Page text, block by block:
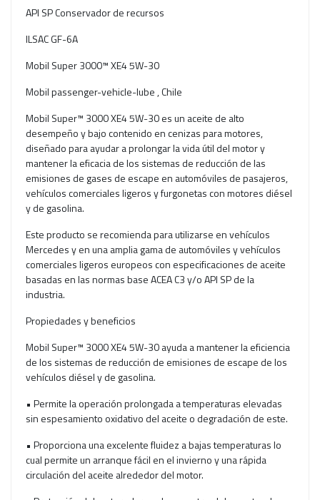
API SP Conservador de recursos
ILSAC GF-6A
Mobil Super 3000™ XE4 5W-30
Mobil passenger-vehicle-lube , Chile
Mobil Super™ 3000 XE4 5W-30 es un aceite de alto
desempeño y bajo contenido en cenizas para motores,
diseñado para ayudar a prolongar la vida útil del motor y
mantener la eficacia de los sistemas de reducción de las
emisiones de gases de escape en automóviles de pasajeros,
vehículos comerciales ligeros y furgonetas con motores diésel
y de gasolina.
Este producto se recomienda para utilizarse en vehículos
Mercedes y en una amplia gama de automóviles y vehículos
comerciales ligeros europeos con especificaciones de aceite
basadas en las normas base ACEA C3 y/o API SP de la
industria.
Propiedades y beneficios
Mobil Super™ 3000 XE4 5W-30 ayuda a mantener la eficiencia
de los sistemas de reducción de emisiones de escape de los
vehículos diésel y de gasolina.
• Permite la operación prolongada a temperaturas elevadas
sin espesamiento oxidativo del aceite o degradación de este.
• Proporciona una excelente fluidez a bajas temperaturas lo
cual permite un arranque fácil en el invierno y una rápida
circulación del aceite alrededor del motor.